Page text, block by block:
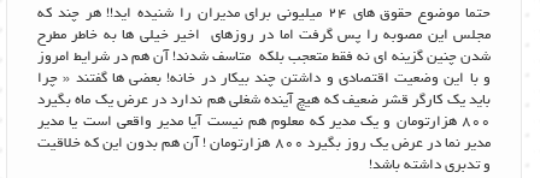
حتما موضوع حقوق های 24 میلیونی برای مدیران را شنیده اید!! هر چند که
مجلس این مصوبه را پس گرفت اما در روزهای اخیر خیلی ها به خاطر مطرح
شدن چنین گزینه ای نه فقط متعجب بلکه متاسف شدند! آن هم در شرایط امروز
و با این وضعیت اقتصادی و داشتن چند بیکار در خانه! بعضی ها گفتند « چرا
باید یک کارگر قشر ضعیف که هیچ آینده شغلی هم ندارد در عرض یک ماه بگیرد
800 هزارتومان و یک مدیر که معلوم هم نیست آیا مدیر واقعی است یا مدیر
مدیر نما در عرض یک روز بگیرد 800 هزارتومان ! آن هم بدون این که خلاقیت
و تدبری داشته باشد!